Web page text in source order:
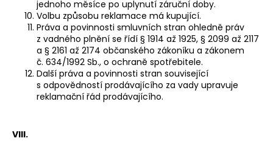
jednoho měsíce po uplynutí záruční doby.
Volbu způsobu reklamace má kupující.
Práva a povinnosti smluvních stran ohledně práv
z vadného plnění se řídí § 1914 až 1925, § 2099 až 2117
a § 2161 až 2174 občanského zákoníku a zákonem
č. 634/1992 Sb., o ochraně spotřebitele.
Další práva a povinnosti stran související
s odpovědností prodávajícího za vady upravuje
reklamační řád prodávajícího.
VIII.